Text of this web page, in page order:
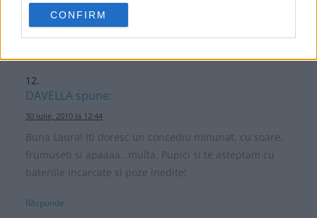
CONFIRM
Răspunde
DAVELLA spune:
30 iulie, 2010 la 12:44
Buna Laura! Iti doresc un concediu minunat, cu soare,
frumuseti si apaaaa…multa. Pupici si te asteptam cu
bateriile incarcate si poze inedite!
Răspunde